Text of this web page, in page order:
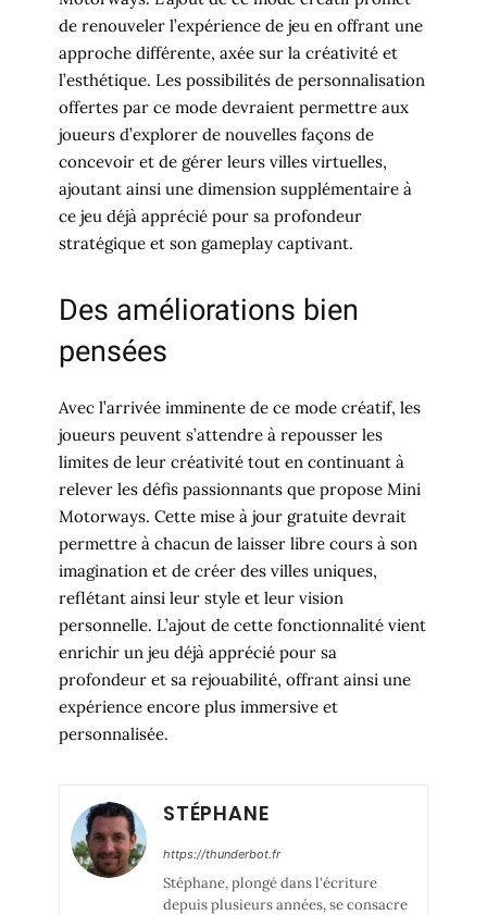
de renouveler l’expérience de jeu en offrant une
approche différente, axée sur la créativité et
l’esthétique. Les possibilités de personnalisation
offertes par ce mode devraient permettre aux
joueurs d’explorer de nouvelles façons de
concevoir et de gérer leurs villes virtuelles,
ajoutant ainsi une dimension supplémentaire à
ce jeu déjà apprécié pour sa profondeur
stratégique et son gameplay captivant.
Des améliorations bien
pensées
Avec l’arrivée imminente de ce mode créatif, les
joueurs peuvent s’attendre à repousser les
limites de leur créativité tout en continuant à
relever les défis passionnants que propose Mini
Motorways. Cette mise à jour gratuite devrait
permettre à chacun de laisser libre cours à son
imagination et de créer des villes uniques,
reflétant ainsi leur style et leur vision
personnelle. L’ajout de cette fonctionnalité vient
enrichir un jeu déjà apprécié pour sa
profondeur et sa rejouabilité, offrant ainsi une
expérience encore plus immersive et
personnalisée.
STÉPHANE
https://thunderbot.fr
Stéphane, plongé dans l'écriture
depuis plusieurs années, se consacre